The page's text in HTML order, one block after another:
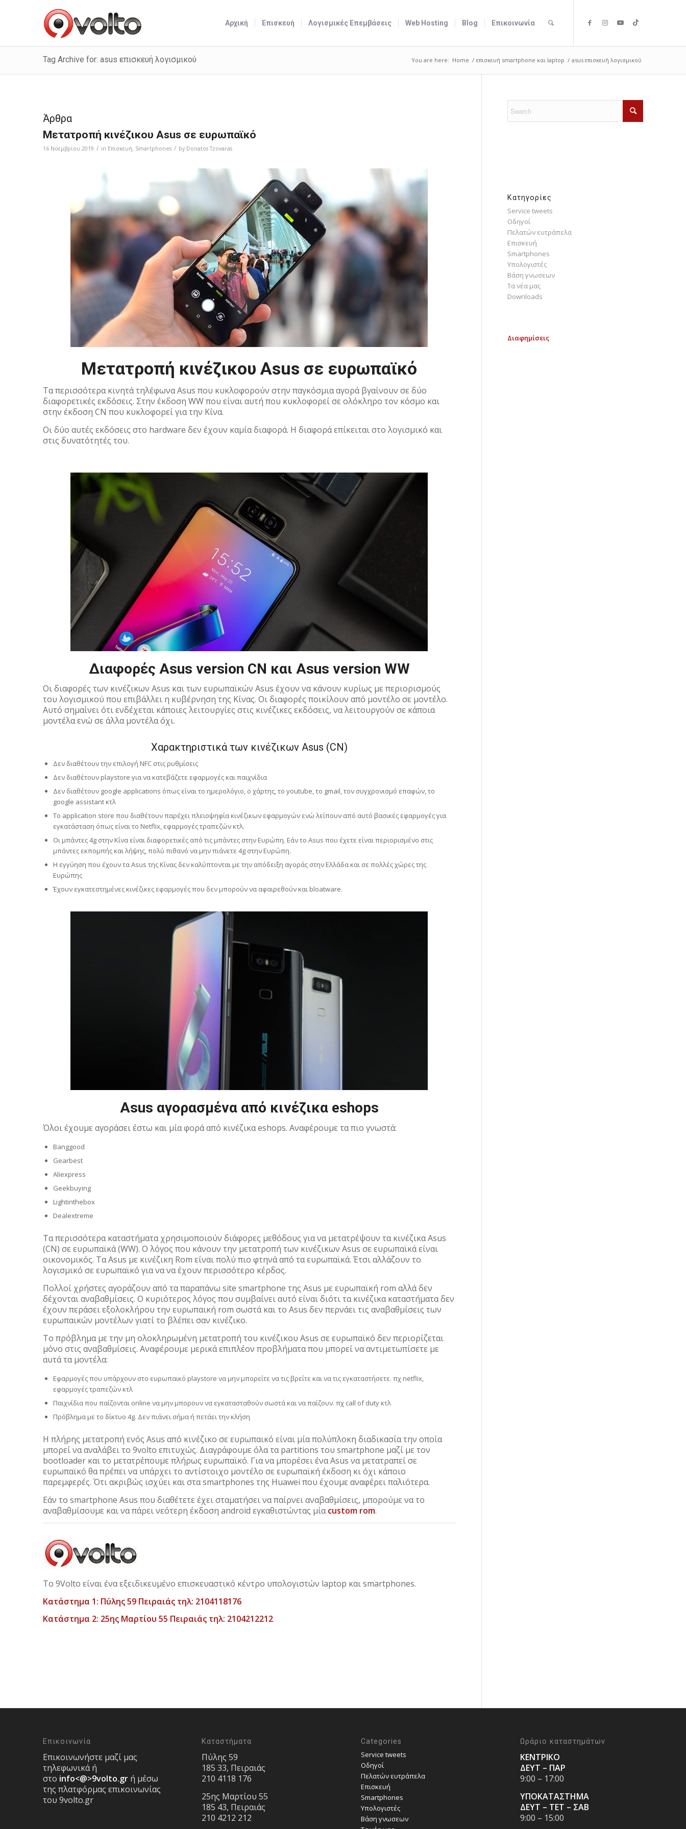
Αρχική Επισκευή Λογισμικές Επεμβάσεις Web Hosting Blog Επικοινωνία
Tag Archive for: asus επισκευή λογισμικού You are here: Home / επισκευή smartphone και laptop / asus επισκευή λογισμικού
Άρθρα
Μετατροπή κινέζικου Asus σε ευρωπαϊκό
16 Νοεμβρίου 2019 / in Επισκευή, Smartphones / by Donatos Tzovaras
Μετατροπή κινέζικου Asus σε ευρωπαϊκό
Τα περισσότερα κινητά τηλέφωνα Asus που κυκλοφορούν στην παγκόσμια αγορά βγαίνουν σε δύο
διαφορετικές εκδόσεις. Στην έκδοση WW που είναι αυτή που κυκλοφορεί σε ολόκληρο τον κόσμο και
στην έκδοση CN που κυκλοφορεί για την Κίνα.
Οι δύο αυτές εκδόσεις στο hardware δεν έχουν καμία διαφορά. Η διαφορά επίκειται στο λογισμικό και
στις δυνατότητές του.
Διαφορές Asus version CN και Asus version WW
Οι διαφορές των κινέζικων Asus και των ευρωπαϊκών Asus έχουν να κάνουν κυρίως με περιορισμούς
του λογισμικού που επιβάλλει η κυβέρνηση της Κίνας. Οι διαφορές ποικίλουν από μοντέλο σε μοντέλο.
Αυτό σημαίνει ότι ενδέχεται κάποιες λειτουργίες στις κινέζικες εκδόσεις, να λειτουργούν σε κάποια
μοντέλα ενώ σε άλλα μοντέλα όχι.
Χαρακτηριστικά των κινέζικων Asus (CN)
Δεν διαθέτουν την επιλογή NFC στις ρυθμίσεις
Δεν διαθέτουν playstore για να κατεβάζετε εφαρμογές και παιχνίδια
Δεν διαθέτουν google applications όπως είναι το ημερολόγιο, ο χάρτης, το youtube, το gmail, τον συγχρονισμό επαφών, το
google assistant κτλ
Το application store που διαθέτουν παρέχει πλειοψηφία κινέζικων εφαρμογών ενώ λείπουν από αυτό βασικές εφαρμογές για
εγκατάσταση όπως είναι το Netflix, εφαρμογές τραπεζών κτλ.
Οι μπάντες 4g στην Κίνα είναι διαφορετικές από τις μπάντες στην Ευρώπη. Εάν το Asus που έχετε είναι περιορισμένο στις
μπάντες εκπομπής και λήψης, πολύ πιθανό να μην πιάνετε 4g στην Ευρώπη.
Η εγγύηση που έχουν τα Asus της Κίνας δεν καλύπτονται με την απόδειξη αγοράς στην Ελλάδα και σε πολλές χώρες της
Ευρώπης
Έχουν εγκατεστημένες κινέζικες εφαρμογές που δεν μπορούν να αφαιρεθούν και bloatware.
Asus αγορασμένα από κινέζικα eshops
Όλοι έχουμε αγοράσει έστω και μία φορά από κινέζικα eshops. Αναφέρουμε τα πιο γνωστά:
Banggood
Gearbest
Aliexpress
Geekbuying
Lightinthebox
Dealextreme
Τα περισσότερα καταστήματα χρησιμοποιούν διάφορες μεθόδους για να μετατρέψουν τα κινέζικα Asus
(CN) σε ευρωπαϊκά (WW). Ο λόγος που κάνουν την μετατροπή των κινέζικων Asus σε ευρωπαϊκά είναι
οικονομικός. Τα Asus με κινέζικη Rom είναι πολύ πιο φτηνά από τα ευρωπαϊκά. Έτσι αλλάζουν το
λογισμικό σε ευρωπαϊκό για να να έχουν περισσότερο κέρδος.
Πολλοί χρήστες αγοράζουν από τα παραπάνω site smartphone της Asus με ευρωπαϊκή rom αλλά δεν
δέχονται αναβαθμίσεις. Ο κυριότερος λόγος που συμβαίνει αυτό είναι διότι τα κινέζικα καταστήματα δεν
έχουν περάσει εξολοκλήρου την ευρωπαική rom σωστά και το Asus δεν περνάει τις αναβαθμίσεις των
ευρωπαικών μοντέλων γιατί το βλέπει σαν κινέζικο.
Το πρόβλημα με την μη ολοκληρωμένη μετατροπή του κινέζικου Asus σε ευρωπαϊκό δεν περιορίζεται
μόνο στις αναβαθμίσεις. Αναφέρουμε μερικά επιπλέον προβλήματα που μπορεί να αντιμετωπίσετε με
αυτά τα μοντέλα:
Εφαρμογές που υπάρχουν στο ευρωπαικό playstore να μην μπορείτε να τις βρείτε και να τις εγκαταστήσετε. πχ netflix,
εφαρμογές τραπεζών κτλ
Παιχνίδια που παίζονται online να μην μπορουν να εγκατασταθούν σωστά και να παίζουν. πχ call of duty κτλ
Πρόβλημα με το δίκτυο 4g. Δεν πιάνει σήμα ή πετάει την κλήση
Η πλήρης μετατροπή ενός Asus από κινέζικο σε ευρωπαικό είναι μία πολύπλοκη διαδικασία την οποία
μπορεί να αναλάβει το 9volto επιτυχώς. Διαγράφουμε όλα τα partitions του smartphone μαζί με τον
bootloader και το μετατρέπουμε πλήρως ευρωπαϊκό. Για να μπορέσει ένα Asus να μετατραπεί σε
ευρωπαϊκό θα πρέπει να υπάρχει το αντίστοιχο μοντέλο σε ευρωπαϊκή έκδοση κι όχι κάποιο
παρεμφερές. Ότι ακριβώς ισχύει και στα smartphones της Huawei που έχουμε αναφέρει παλιότερα.
Εάν το smartphone Asus που διαθέτετε έχει σταματήσει να παίρνει αναβαθμίσεις, μπορούμε να το
αναβαθμίσουμε και να πάρει νεότερη έκδοση android εγκαθιστώντας μίαcustom rom.
Το 9Volto είναι ένα εξειδικευμένο επισκευαστικό κέντρο υπολογιστών laptop και smartphones.
Κατάστημα 1: Πύλης 59 Πειραιάς τηλ: 2104118176
Κατάστημα 2: 25ης Μαρτίου 55 Πειραιάς τηλ: 2104212212
Kατηγορίες
Service tweets
Οδηγοί
Πελατών ευτράπελα
Επισκευή
Smartphones
Υπολογιστές
Bάση γνωσεων
Τα νέα μας
Downloads
Διαφημίσεις
Επικοινωνία
Επικοινωνήστε μαζί μας
τηλεφωνικά ή
στο info<@>9volto.gr ή μέσω
της πλατφόρμας επικοινωνίας
του 9volto.gr
Καταστήματα
Πύλης 59
185 33, Πειραιάς
210 4118 176
25ης Μαρτίου 55
185 43, Πειραιάς
210 4212 212
Categories
Service tweets
Οδηγοί
Πελατών ευτράπελα
Επισκευή
Smartphones
Υπολογιστές
Bάση γνωσεων
Ωράριο καταστημάτων
ΚΕΝΤΡΙΚΟ
ΔΕΥΤ – ΠΑΡ
9:00 – 17:00
ΥΠΟΚΑΤΑΣΤΗΜΑ
ΔΕΥΤ – ΤΕΤ – ΣΑΒ
9:00 – 15:00